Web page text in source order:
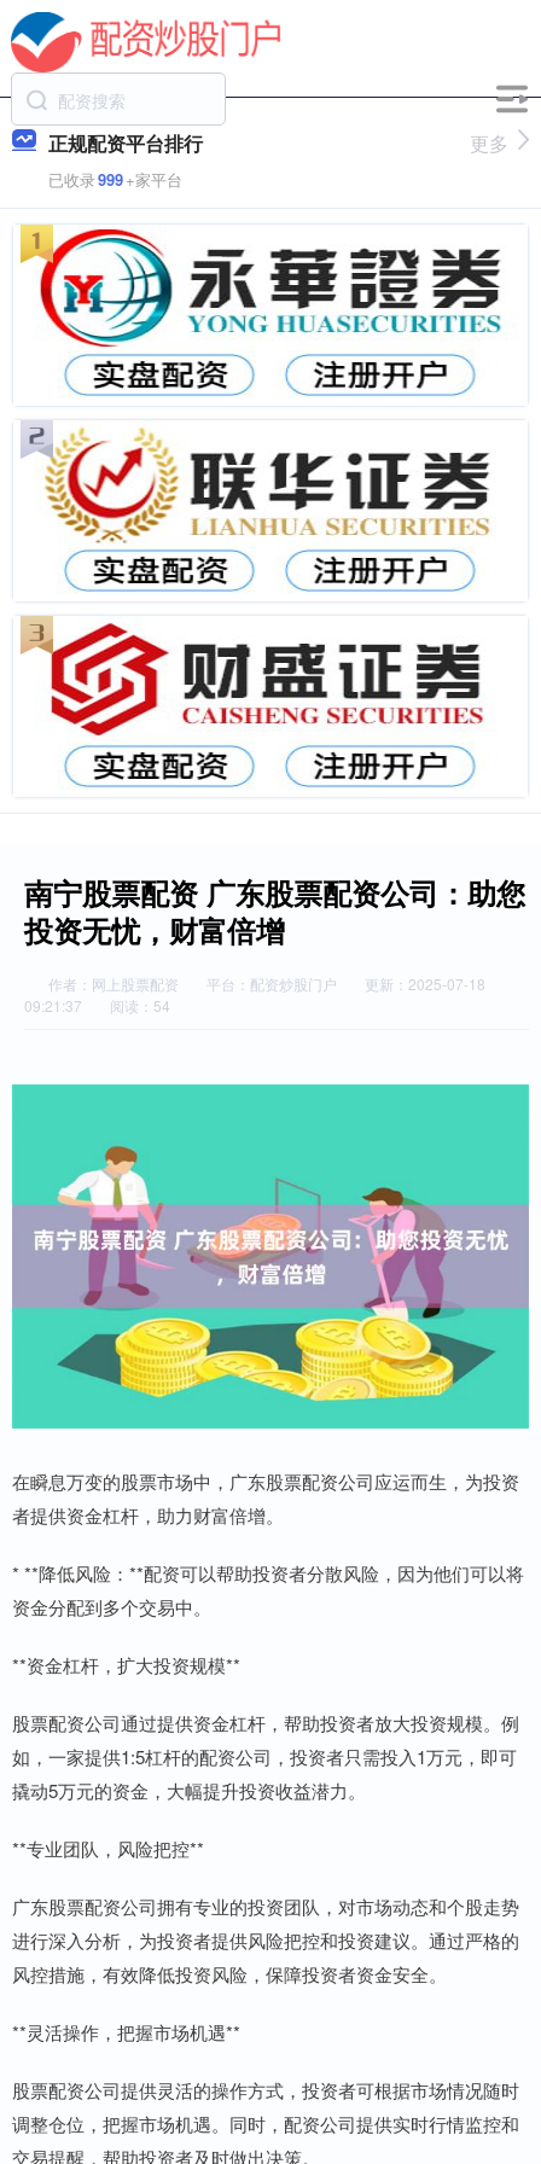
正规配资平台排行
已收录999+家平台
更多
南宁股票配资 广东股票配资公司：助您
投资无忧，财富倍增
作者：网上股票配资 平台：配资炒股门户
更新：2025-07-18
09:21:37
阅读：54
在瞬息万变的股票市场中，广东股票配资公司应运而生，为投资
者提供资金杠杆，助力财富倍增。
* **降低风险：**配资可以帮助投资者分散风险，因为他们可以将
资金分配到多个交易中。
**资金杠杆，扩大投资规模**
股票配资公司通过提供资金杠杆，帮助投资者放大投资规模。例
如，一家提供1:5杠杆的配资公司，投资者只需投入1万元，即可
撬动5万元的资金，大幅提升投资收益潜力。
**专业团队，风险把控**
广东股票配资公司拥有专业的投资团队，对市场动态和个股走势
进行深入分析，为投资者提供风险把控和投资建议。通过严格的
风控措施，有效降低投资风险，保障投资者资金安全。
**灵活操作，把握市场机遇**
股票配资公司提供灵活的操作方式，投资者可根据市场情况随时
调整仓位，把握市场机遇。同时，配资公司提供实时行情监控和
交易提醒，帮助投资者及时做出决策。